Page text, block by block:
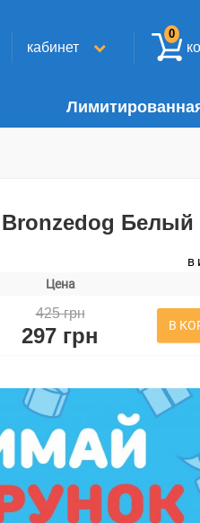
кабинет
0
Белый
в
Цена
425 грн
297 грн В